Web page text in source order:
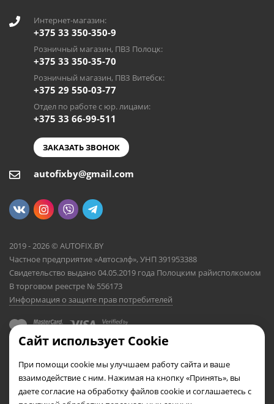
Интернет-магазин:
+375 33 350-350-9
Розничный магазин, ПВЗ Полоцк:
+375 33 350-35-70
Розничный магазин, ПВЗ Витебск:
+375 29 550-03-77
Отдел по работе с юр. лицами:
+375 33 66-99-511
ЗАКАЗАТЬ ЗВОНОК
autofixby@gmail.com
2019 - 2026 © AUTOFIX.BY
Частное предприятие «Автосэлф», УНП 391953388
Свидетельство выдано 04.05.2019 года Полоцким райисполкомом
В торговом реестре № 556173
Информация о защите прав потребителей
Сайт использует Cookie
При помощи cookie мы улучшаем работу сайта и ваше
взаимодействие с ним. Нажимая на кнопку «Принять», вы
даете согласие на обработку файлов cookie и соглашаетесь с